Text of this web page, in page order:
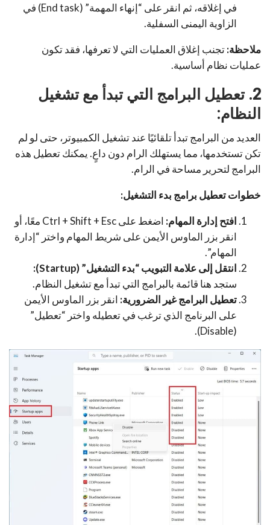
في إغلاقه، ثم انقر على “إنهاء المهمة” (End task) في
الزاوية اليمنى السفلية.
ملاحظة:تجنب إغلاق العمليات التي لا تعرفها، فقد تكون
عمليات نظام أساسية.
2. تعطيل البرامج التي تبدأ مع تشغيل
النظام:
العديد من البرامج تبدأ تلقائيًا عند تشغيل الكمبيوتر، حتى لو لم
تكن تستخدمها، مما يستهلك الرام دون داعٍ. يمكنك تعطيل هذه
البرامج لتحرير مساحة في الرام.
خطوات تعطيل برامج بدء التشغيل:
افتح إدارة المهام:
اضغط على Ctrl + Shift + Esc معًا، أو
انقر بزر الماوس الأيمن على شريط المهام واختر “إدارة
المهام”.
انتقل إلى علامة التبويب “بدء التشغيل” (Startup):
ستجد هنا قائمة بالبرامج التي تبدأ مع تشغيل النظام.
تعطيل البرامج غير الضرورية: انقر بزر الماوس الأيمن
على البرنامج الذي ترغب في تعطيله واختر “تعطيل”
(Disable).